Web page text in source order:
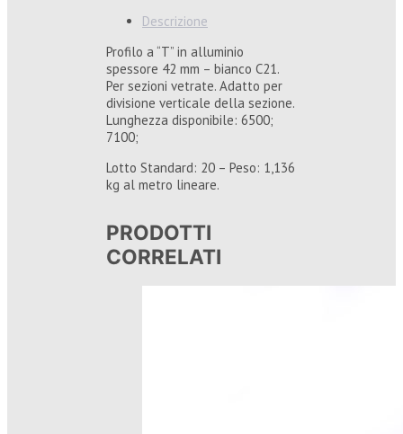
Descrizione
Profilo a “T” in alluminio
spessore 42 mm – bianco C21.
Per sezioni vetrate. Adatto per
divisione verticale della sezione.
Lunghezza disponibile: 6500;
7100;
Lotto Standard: 20 – Peso: 1,136
kg al metro lineare.
PRODOTTI
CORRELATI